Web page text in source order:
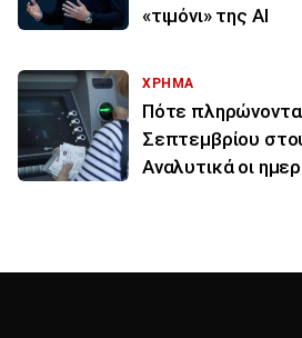
«τιμόνι» της ΑΙ
ΧΡΗΜΑ
Πότε
Σεπτεμβρίου
Αναλυτικά οι